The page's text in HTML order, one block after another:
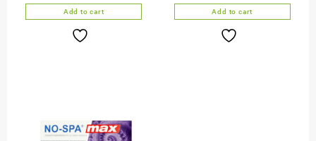
Add to cart
pasta do zębów 75 ml
Add to cart